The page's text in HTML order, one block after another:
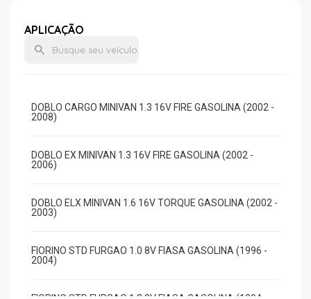
APLICAÇÃO
DOBLO CARGO MINIVAN 1.3 16V FIRE GASOLINA (2002 -
2008)
DOBLO EX MINIVAN 1.3 16V FIRE GASOLINA (2002 -
2006)
DOBLO ELX MINIVAN 1.6 16V TORQUE GASOLINA (2002 -
2003)
FIORINO STD FURGAO 1.0 8V FIASA GASOLINA (1996 -
2004)